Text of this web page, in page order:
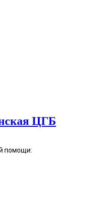
ЦГБ
помощи: